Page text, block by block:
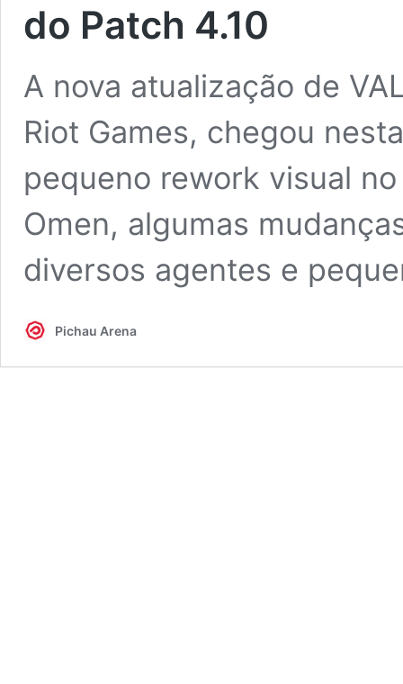
do Patch 4.10
A nova atualização de
Riot Games, chegou
pequeno rework visual
Omen, algumas
diversos agentes e
Pichau Arena